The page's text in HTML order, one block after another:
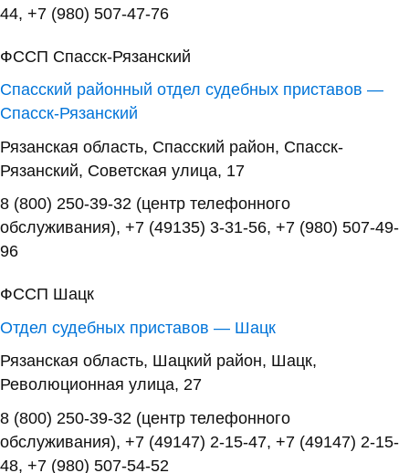
44, +7 (980) 507-47-76
ФССП Спасск-Рязанский
Спасский районный отдел судебных приставов —
Спасск-Рязанский
Рязанская область, Спасский район, Спасск-
Рязанский, Советская улица, 17
8 (800) 250-39-32 (центр телефонного
обслуживания), +7 (49135) 3-31-56, +7 (980) 507-49-
96
ФССП Шацк
Отдел судебных приставов — Шацк
Рязанская область, Шацкий район, Шацк,
Революционная улица, 27
8 (800) 250-39-32 (центр телефонного
обслуживания), +7 (49147) 2-15-47, +7 (49147) 2-15-
48, +7 (980) 507-54-52